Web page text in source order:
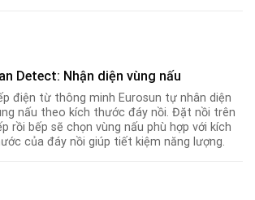
Detect: Nhận diện vùng nấu
điện từ thông minh Eurosun tự nhân diện
nấu theo kích thước đáy nồi. Đặt nồi trên
rồi bếp sẽ chọn vùng nấu phù hợp với kích
của đáy nồi giúp tiết kiệm năng lượng.